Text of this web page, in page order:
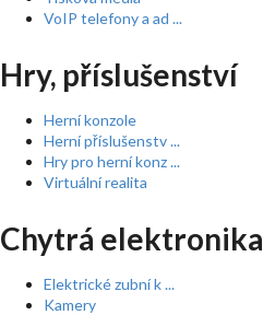
VoIP telefony a ad ...
Hry, příslušenství
Herní konzole
Herní příslušenstv ...
Hry pro herní konz ...
Virtuální realita
Chytrá elektronika
Elektrické zubní k ...
Kamery